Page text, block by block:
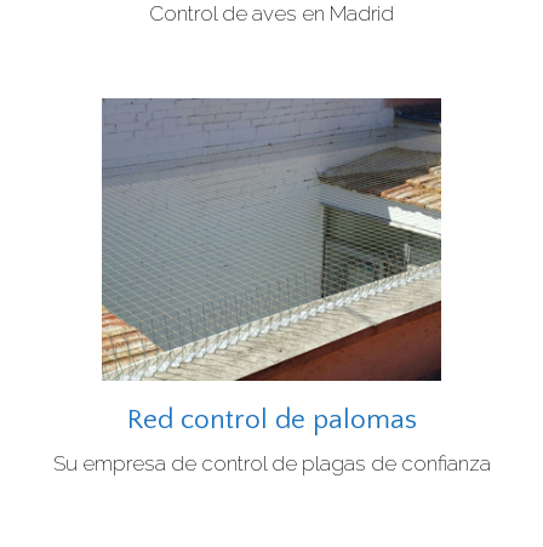
Control de aves en Madrid
Red control de palomas
Su empresa de control de plagas de confianza